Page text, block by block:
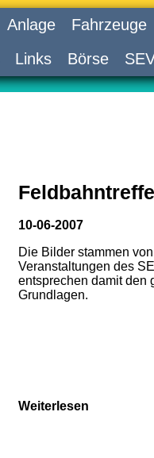
Anlage Fahrzeuge
Links Börse
10-06-2007
Die Bilder stammen
Veranstaltungen des
entsprechen damit den
Grundlagen.
Weiterlesen